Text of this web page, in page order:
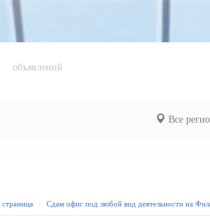
объявлений
Все
страница Сдам офис под любой вид деятельности на